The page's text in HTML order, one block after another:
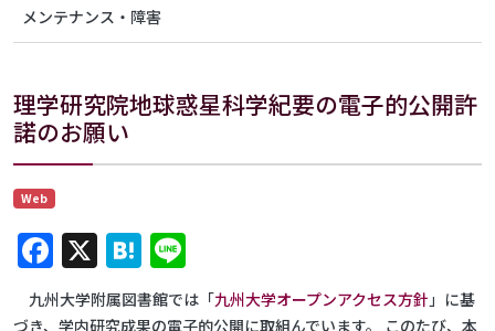
理学研究院地球惑星科学紀要の電子的公開許
諾のお願い
Web
Facebook
X Hatena
九州大学附属図書館では「九州大学オープンアクセス方針」に基
づき、学内研究成果の電子的公開に取組んでいます。 このたび、本
メンテナンス・障害